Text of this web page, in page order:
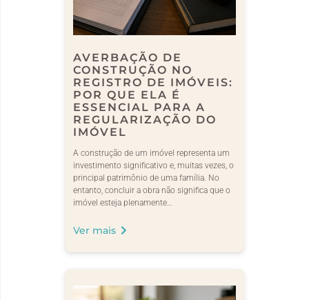
AVERBAÇÃO DE
CONSTRUÇÃO NO
REGISTRO DE IMÓVEIS:
POR QUE ELA É
ESSENCIAL PARA A
REGULARIZAÇÃO DO
IMÓVEL
A construção de um imóvel representa um
investimento significativo e, muitas vezes, o
principal patrimônio de uma família. No
entanto, concluir a obra não significa que o
imóvel esteja plenamente…
Ver mais